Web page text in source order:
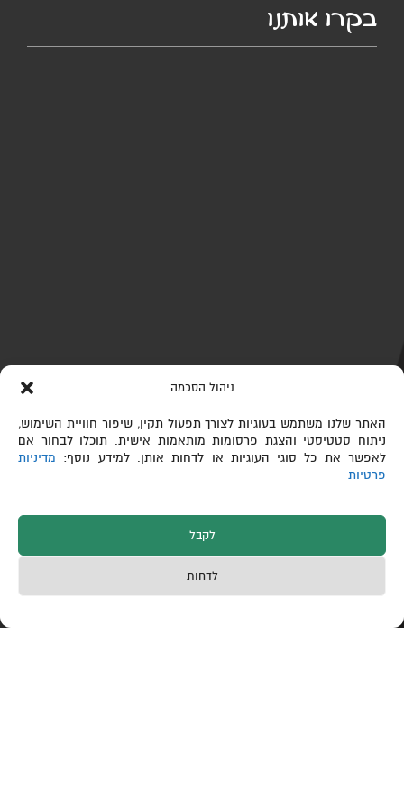
ניהול הסכמה
האתר שלנו משתמש בעוגיות לצורך תפעול תקין, שיפור חוויית השימוש,
ניתוח סטטיסטי והצגת פרסומות מותאמות אישית. תוכלו לבחור אם
לאפשר את כל סוגי העוגיות או לדחות אותן. למידע נוסף: מדיניות
פרטיות
לקבל
לדחות
בקרו אותנו